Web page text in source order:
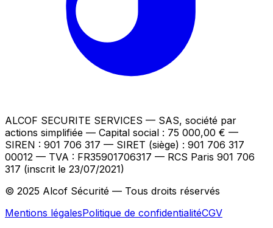
ALCOF SECURITE SERVICES — SAS, société par
actions simplifiée — Capital social : 75 000,00 € —
SIREN : 901 706 317 — SIRET (siège) : 901 706 317
00012 — TVA : FR35901706317 — RCS Paris 901 706
317 (inscrit le 23/07/2021)
© 2025 Alcof Sécurité — Tous droits réservés
Mentions légalesPolitique de confidentialitéCGV